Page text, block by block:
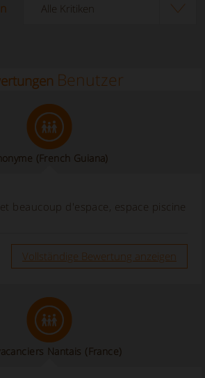
Benutzer
(French Guiana)
beaucoup d'espace, espace piscine
Vollständige Bewertung anzeigen
Nantais (France)